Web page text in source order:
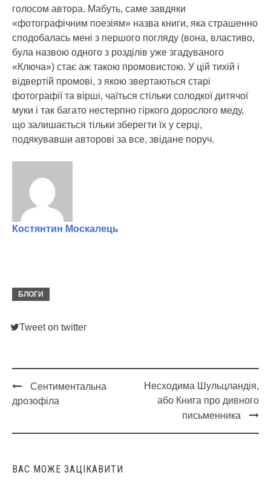
голосом автора. Мабуть, саме завдяки
«фотографічним поезіям» назва книги, яка страшенно
сподобалась мені з першого погляду (вона, властиво,
була назвою одного з розділів уже згадуваного
«Ключа») стає аж такою промовистою. У цій тихій і
відвертій промові, з якою звертаються старі
фотографії та вірші, чаїться стільки солодкої дитячої
муки і так багато нестерпно гіркого дорослого меду,
що залишається тільки зберегти їх у серці,
подякувавши авторові за все, звідане поруч.
Костянтин Москалець
БЛОГИ
Tweet on twitter
Post
Сентиментальна
дрозофіла
Несходима Шульцландія,
або Книга про дивного
письменника
ВАС МОЖЕ ЗАЦІКАВИТИ